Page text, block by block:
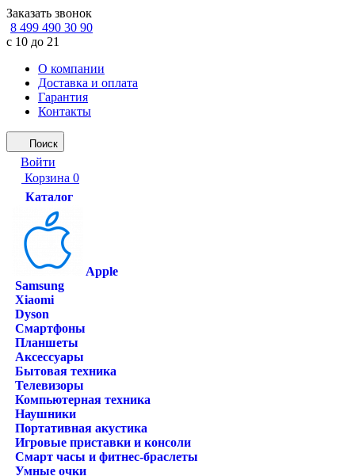
Заказать звонок
8 499 490 30 90
с 10 до 21
О компании
Доставка и оплата
Гарантия
Контакты
Поиск
Войти
Корзина 0
Каталог
Apple
Samsung
Xiaomi
Dyson
Смартфоны
Планшеты
Аксессуары
Бытовая техника
Телевизоры
Компьютерная техника
Наушники
Портативная акустика
Игровые приставки и консоли
Смарт часы и фитнес-браслеты
Умные очки